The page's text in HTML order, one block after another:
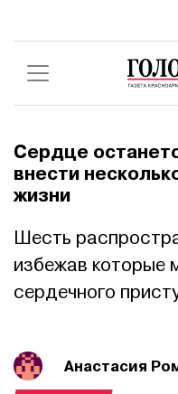
Сердце
внести
жизни
Шесть
избежав которые
сердечного
Анастасия